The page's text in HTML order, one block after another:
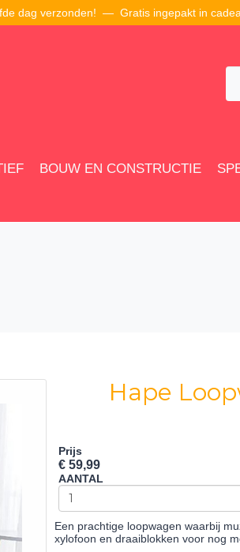
dag verzonden! — Gratis ingepakt in
BOUW EN CONSTRUCTIE
Hape
Prijs
€ 59,99
AANTAL
Een prachtige loopwagen waarbij
xylofoon en draaiblokken voor nog